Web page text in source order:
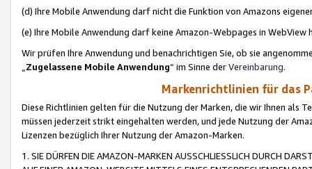
(d) Ihre Mobile Anwendung darf nicht die Funktion von Amazons
(e) Ihre Mobile Anwendung darf keine Amazon-Webpages in WebView
Wir prüfen Ihre Anwendung und benachrichtigen Sie, ob sie
„Zugelassene Mobile Anwendung“ im Sinne derVereinbarung.
Markenrichtlinien für das
Diese Richtlinien gelten für die Nutzung der Marken, die wir Ihnen als
müssen jederzeit strikt eingehalten werden, und jede Nutzung der
Lizenzen bezüglich Ihrer Nutzung der Amazon-Marken.
1. SIE DÜRFEN DIE AMAZON-MARKEN AUSSCHLIESSLICH DURCH